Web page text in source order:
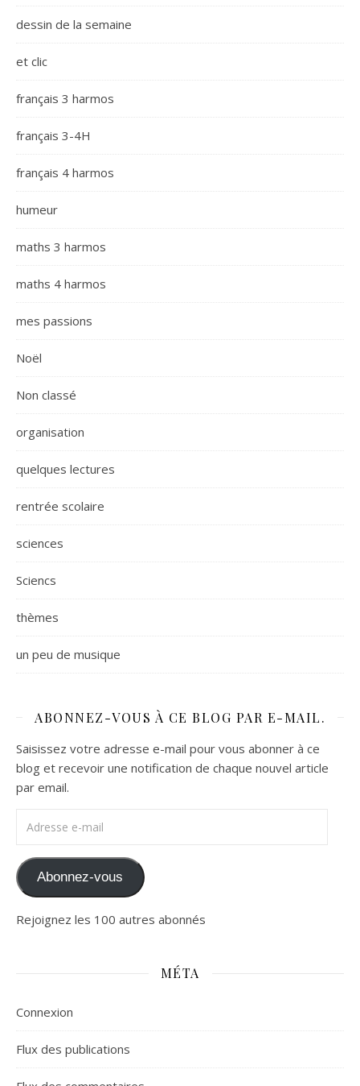
dessin de la semaine
et clic
français 3 harmos
français 3-4H
français 4 harmos
humeur
maths 3 harmos
maths 4 harmos
mes passions
Noël
Non classé
organisation
quelques lectures
rentrée scolaire
sciences
Sciencs
thèmes
un peu de musique
ABONNEZ-VOUS À CE BLOG PAR E-MAIL.
Saisissez votre adresse e-mail pour vous abonner à ce
blog et recevoir une notification de chaque nouvel article
par email.
Abonnez-vous
Rejoignez les 100 autres abonnés
MÉTA
Connexion
Flux des publications